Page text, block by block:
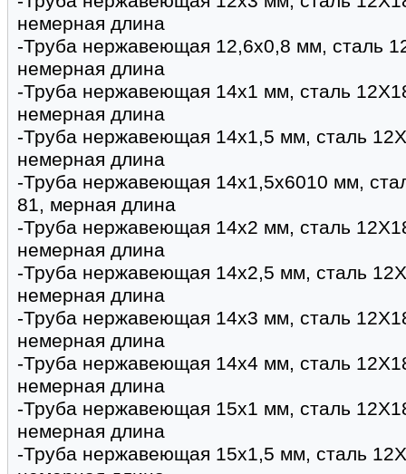
немерная длина
-Труба нержавеющая 12,6х0,8 мм, сталь
немерная длина
-Труба нержавеющая 14х1 мм, сталь
немерная длина
-Труба нержавеющая 14х1,5 мм, сталь
немерная длина
-Труба нержавеющая 14х1,5х6010 мм,
81, мерная длина
-Труба нержавеющая 14х2 мм, сталь
немерная длина
-Труба нержавеющая 14х2,5 мм, сталь
немерная длина
-Труба нержавеющая 14х3 мм, сталь
немерная длина
-Труба нержавеющая 14х4 мм, сталь
немерная длина
-Труба нержавеющая 15х1 мм, сталь
немерная длина
-Труба нержавеющая 15х1,5 мм, сталь